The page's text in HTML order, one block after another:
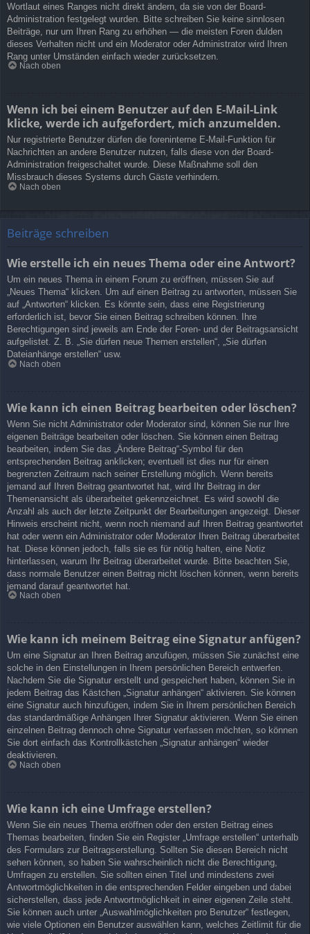
Wortlaut eines Ranges nicht direkt ändern, da sie von der Board-
Administration festgelegt wurden. Bitte schreiben Sie keine sinnlosen
Beiträge, nur um Ihren Rang zu erhöhen — die meisten Foren dulden
dieses Verhalten nicht und ein Moderator oder Administrator wird Ihren
Rang unter Umständen einfach wieder zurücksetzen.
Nach oben
Wenn ich bei einem Benutzer auf den E-Mail-Link
klicke, werde ich aufgefordert, mich anzumelden.
Nur registrierte Benutzer dürfen die foreninterne E-Mail-Funktion für
Nachrichten an andere Benutzer nutzen, falls diese von der Board-
Administration freigeschaltet wurde. Diese Maßnahme soll den
Missbrauch dieses Systems durch Gäste verhindern.
Nach oben
Beiträge schreiben
Wie erstelle ich ein neues Thema oder eine Antwort?
Um ein neues Thema in einem Forum zu eröffnen, müssen Sie auf
„Neues Thema“ klicken. Um auf einen Beitrag zu antworten, müssen Sie
auf „Antworten“ klicken. Es könnte sein, dass eine Registrierung
erforderlich ist, bevor Sie einen Beitrag schreiben können. Ihre
Berechtigungen sind jeweils am Ende der Foren- und der Beitragsansicht
aufgelistet. Z. B. „Sie dürfen neue Themen erstellen“, „Sie dürfen
Dateianhänge erstellen“ usw.
Nach oben
Wie kann ich einen Beitrag bearbeiten oder löschen?
Wenn Sie nicht Administrator oder Moderator sind, können Sie nur Ihre
eigenen Beiträge bearbeiten oder löschen. Sie können einen Beitrag
bearbeiten, indem Sie das „Ändere Beitrag“-Symbol für den
entsprechenden Beitrag anklicken; eventuell ist dies nur für einen
begrenzten Zeitraum nach seiner Erstellung möglich. Wenn bereits
jemand auf Ihren Beitrag geantwortet hat, wird Ihr Beitrag in der
Themenansicht als überarbeitet gekennzeichnet. Es wird sowohl die
Anzahl als auch der letzte Zeitpunkt der Bearbeitungen angezeigt. Dieser
Hinweis erscheint nicht, wenn noch niemand auf Ihren Beitrag geantwortet
hat oder wenn ein Administrator oder Moderator Ihren Beitrag überarbeitet
hat. Diese können jedoch, falls sie es für nötig halten, eine Notiz
hinterlassen, warum Ihr Beitrag überarbeitet wurde. Bitte beachten Sie,
dass normale Benutzer einen Beitrag nicht löschen können, wenn bereits
jemand darauf geantwortet hat.
Nach oben
Wie kann ich meinem Beitrag eine Signatur anfügen?
Um eine Signatur an Ihren Beitrag anzufügen, müssen Sie zunächst eine
solche in den Einstellungen in Ihrem persönlichen Bereich entwerfen.
Nachdem Sie die Signatur erstellt und gespeichert haben, können Sie in
jedem Beitrag das Kästchen „Signatur anhängen“ aktivieren. Sie können
eine Signatur auch hinzufügen, indem Sie in Ihrem persönlichen Bereich
das standardmäßige Anhängen Ihrer Signatur aktivieren. Wenn Sie einen
einzelnen Beitrag dennoch ohne Signatur verfassen möchten, so können
Sie dort einfach das Kontrollkästchen „Signatur anhängen“ wieder
deaktivieren.
Nach oben
Wie kann ich eine Umfrage erstellen?
Wenn Sie ein neues Thema eröffnen oder den ersten Beitrag eines
Themas bearbeiten, finden Sie ein Register „Umfrage erstellen“ unterhalb
des Formulars zur Beitragserstellung. Sollten Sie diesen Bereich nicht
sehen können, so haben Sie wahrscheinlich nicht die Berechtigung,
Umfragen zu erstellen. Sie sollten einen Titel und mindestens zwei
Antwortmöglichkeiten in die entsprechenden Felder eingeben und dabei
sicherstellen, dass jede Antwortmöglichkeit in einer eigenen Zeile steht.
Sie können auch unter „Auswahlmöglichkeiten pro Benutzer“ festlegen,
wie viele Optionen ein Benutzer auswählen kann, welches Zeitlimit für die